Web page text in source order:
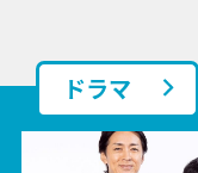
ドラマ